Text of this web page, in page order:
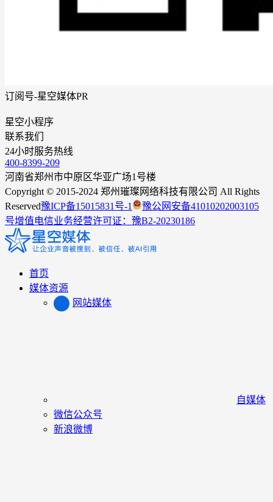
订阅号-星空媒体PR
星空小程序
联系我们
24小时服务热线
400-8399-209
河南省郑州市中原区华亚广场1号楼
Copyright © 2015-2024 郑州璀璨网络科技有限公司 All Rights
Reserved豫ICP备15015831号-1
豫公网安备41010202003105
号增值电信业务经营许可证：豫B2-20230186
首页
媒体资源
网站媒体
自媒体
微信公众号
新浪微博